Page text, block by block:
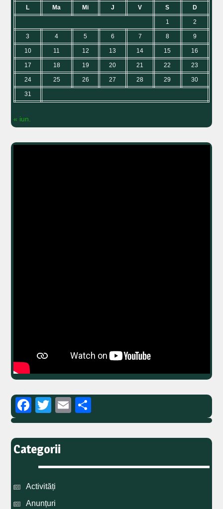
L Ma Mi J V S D
1 2
3 4 5 6 7 8 9
10 11 12 13 14 15 16
17 18 19 20 21 22 23
24 25 26 27 28 29 30
31
« iun.
Facebook
TwitterEmail
Categorii
Activități
Anunțuri